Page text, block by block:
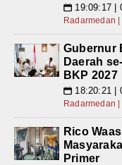
📅 19:09:17 |
Radarmedan
Gubernur
Daerah
BKP 2027
📅 18:20:21 |
Radarmedan
Rico
Primer